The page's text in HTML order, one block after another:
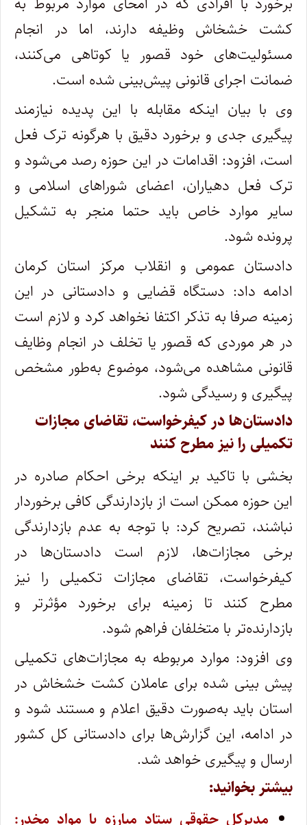
کشت خشخاش وظیفه دارند، اما در انجام
مسئولیت‌های خود قصور یا کوتاهی می‌کنند،
ضمانت اجرای قانونی پیش‌بینی شده است.
وی با بیان اینکه مقابله با این پدیده نیازمند
پیگیری جدی و برخورد دقیق با هرگونه ترک فعل
است، افزود: اقدامات در این حوزه رصد می‌شود و
ترک فعل دهیاران، اعضای شورا‌های اسلامی و
سایر موارد خاص باید حتما منجر به تشکیل
پرونده شود.
دادستان عمومی و انقلاب مرکز استان کرمان
ادامه داد: دستگاه قضایی و دادستانی در این
زمینه صرفا به تذکر اکتفا نخواهد کرد و لازم است
در هر موردی که قصور یا تخلف در انجام وظایف
قانونی مشاهده می‌شود، موضوع به‌طور مشخص
پیگیری و رسیدگی شود.
دادستان‌ها در کیفرخواست، تقاضای مجازات
تکمیلی را نیز مطرح کنند
بخشی با تاکید بر اینکه برخی احکام صادره در
این حوزه ممکن است از بازدارندگی کافی برخوردار
نباشند، تصریح کرد: با توجه به عدم بازدارندگی
برخی مجازات‌ها، لازم است دادستان‌ها در
کیفرخواست، تقاضای مجازات تکمیلی را نیز
مطرح کنند تا زمینه برای برخورد مؤثرتر و
بازدارنده‌تر با متخلفان فراهم شود.
وی افزود: موارد مربوطه به مجازات‌های تکمیلی
پیش بینی شده برای عاملان کشت خشخاش در
استان باید به‌صورت دقیق اعلام و مستند شود و
در ادامه، این گزارش‌ها برای دادستانی کل کشور
ارسال و پیگیری خواهد شد.
بیشتر بخوانید:
مدیرکل حقوقی ستاد مبارزه با مواد مخدر: